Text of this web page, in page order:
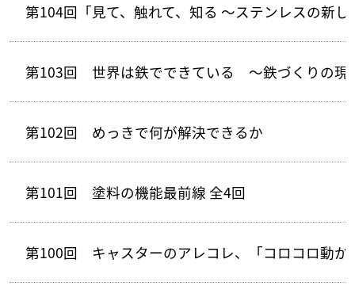
第104回「見て、触れて、知る ～ステンレスの新
第103回 世界は鉄でできている ～鉄づくりの現
第102回 めっきで何が解決できるか
第101回 塗料の機能最前線 全4回
第100回 キャスターのアレコレ、「コロコロ動か